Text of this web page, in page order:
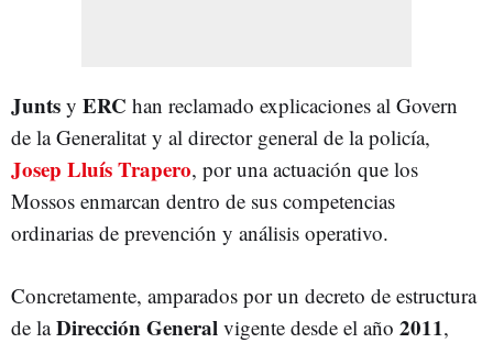
Junts y ERC han reclamado explicaciones al Govern
de la Generalitat y al director general de la policía,
Josep Lluís Trapero, por una actuación que los
Mossos enmarcan dentro de sus competencias
ordinarias de prevención y análisis operativo.
Concretamente, amparados por un decreto de estructura
de laDirección General vigente desde el año 2011,